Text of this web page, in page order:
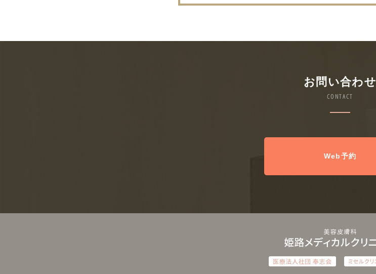
お問い合わせ
CONTACT
Web予約